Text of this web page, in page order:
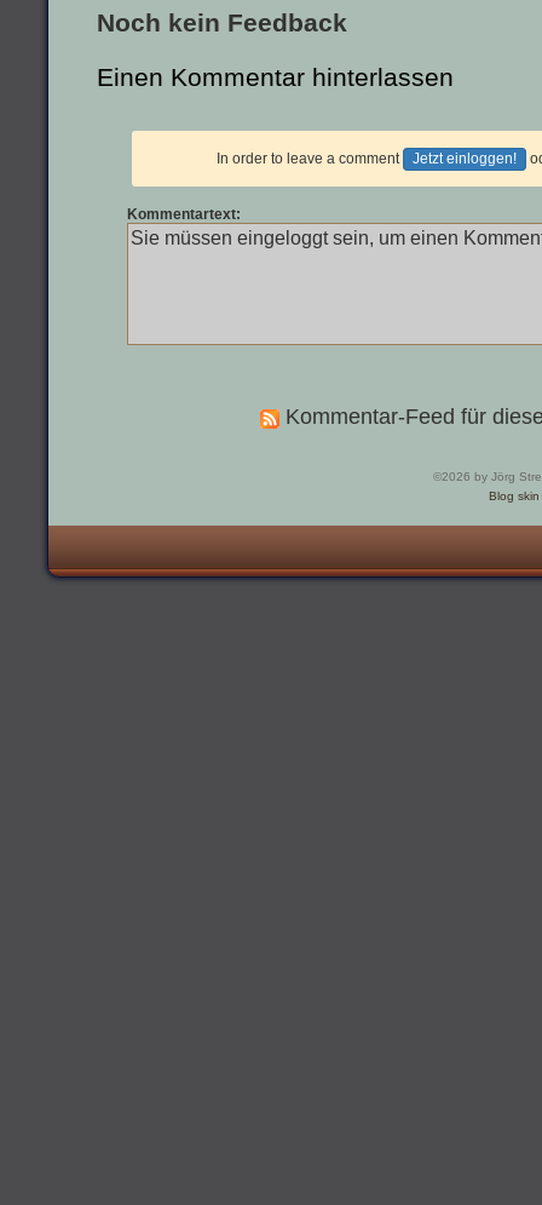
Noch kein Feedback
Einen Kommentar hinterlassen
In order to leave a comment Jetzt einloggen!
Kommentartext:
Kommentar-Feed für
©2026 by Jörg
Blog skin